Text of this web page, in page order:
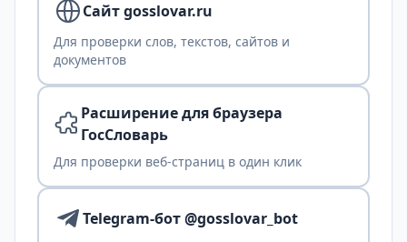
Сайт gosslovar.ru
Для проверки слов, текстов, сайтов и
документов
Расширение для браузера
ГосСловарь
Для проверки веб-страниц в один клик
Telegram-бот @gosslovar_bot